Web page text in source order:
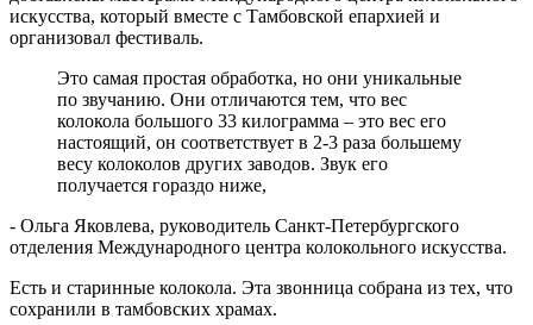
искусства, который вместе с Тамбовской епархией и
организовал фестиваль.
Это самая простая обработка, но они уникальные
по звучанию. Они отличаются тем, что вес
колокола большого 33 килограмма – это вес его
настоящий, он соответствует в 2-3 раза большему
весу колоколов других заводов. Звук его
получается гораздо ниже,
- Ольга Яковлева, руководитель Санкт-Петербургского
отделения Международного центра колокольного искусства.
Есть и старинные колокола. Эта звонница собрана из тех, что
сохранили в тамбовских храмах.